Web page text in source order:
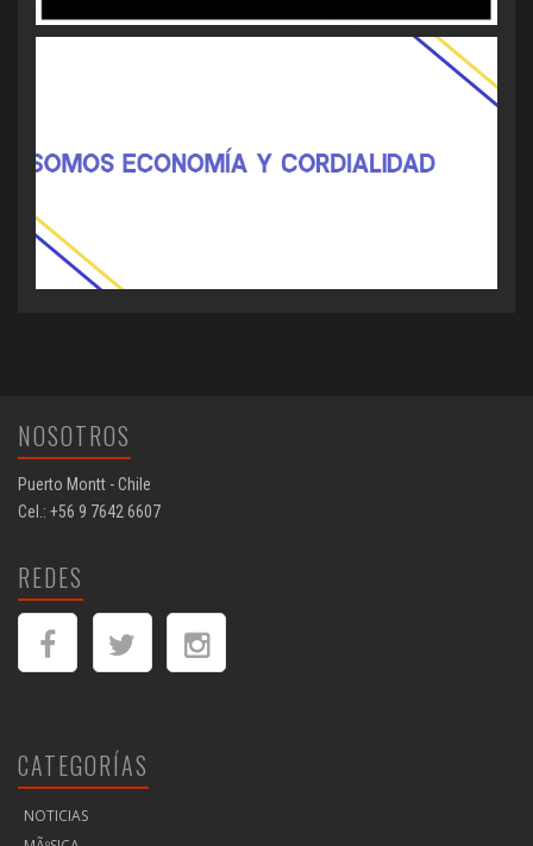
NOSOTROS
Puerto Montt - Chile
Cel.: +56 9 7642 6607
REDES
CATEGORÍAS
NOTICIAS